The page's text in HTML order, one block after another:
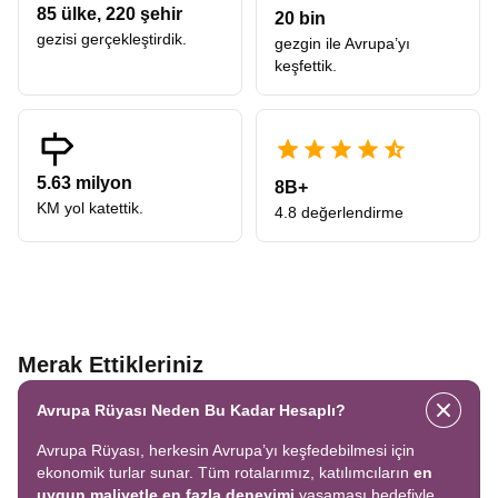
85 ülke, 220 şehir
gezisi gerçekleştirdik.
20 bin
gezgin ile Avrupa’yı
keşfettik.
5.63 milyon
KM yol katettik.
8B+
4.8 değerlendirme
Merak Ettikleriniz
Avrupa Rüyası Neden Bu Kadar Hesaplı?
Avrupa Rüyası, herkesin Avrupa’yı keşfedebilmesi için
ekonomik turlar sunar. Tüm rotalarımız, katılımcıların en